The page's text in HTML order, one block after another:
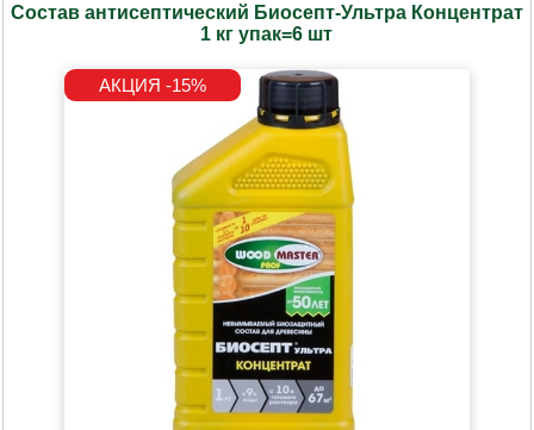
Состав антисептический Биосепт-Ультра Концентрат
1 кг упак=6 шт